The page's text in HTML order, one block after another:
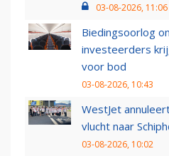
03-08-2026, 11:06
Biedingsoorlog
investeerders
voor bod
03-08-2026, 10:43
WestJet
vlucht naar
03-08-2026, 10:02